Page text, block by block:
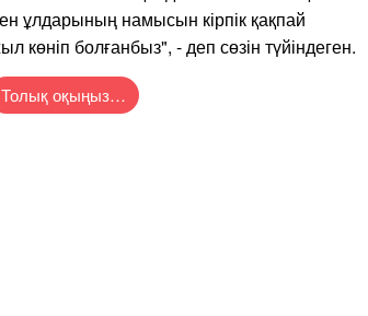
ұлдарының намысын кірпік қақпай
көніп болғанбыз", - деп сөзін түйіндеген.
Толық оқыңыз…